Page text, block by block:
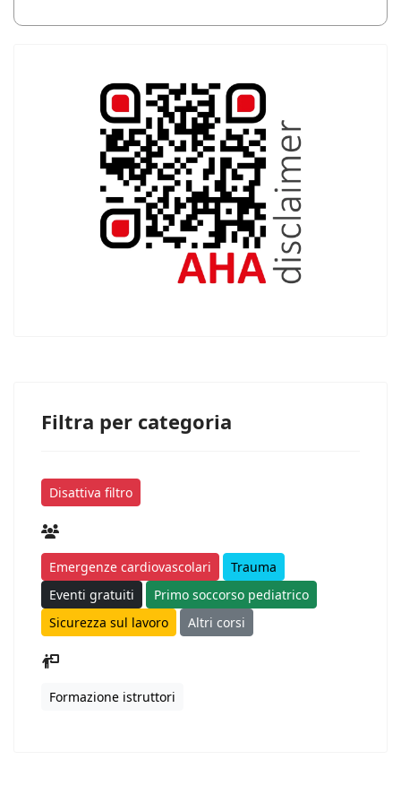
Filtra per categoria
Disattiva filtro
Emergenze cardiovascolari
Trauma
Eventi gratuiti
Primo soccorso pediatrico
Sicurezza sul lavoro
Altri corsi
Formazione istruttori